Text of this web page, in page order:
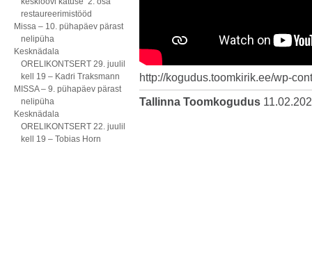
restaureerimistööd
Missa – 10. pühapäev pärast
nelipüha
Kesknädala
ORELIKONTSERT 29. juulil
kell 19 – Kadri Traksmann
MISSA – 9. pühapäev pärast
nelipüha
Kesknädala
ORELIKONTSERT 22. juulil
kell 19 – Tobias Horn
http://kogudus.toomkirik.ee/wp-
Tallinna Toomkogudus